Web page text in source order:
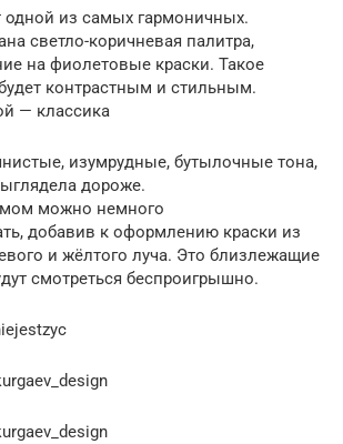
одной из самых гармоничных.
светло-коричневая палитра,
на фиолетовые краски. Такое
контрастным и стильным.
— классика
изумрудные, бутылочные тона,
дороже.
можно немного
добавив к оформлению краски из
и жёлтого луча. Это близлежащие
смотреться беспроигрышно.